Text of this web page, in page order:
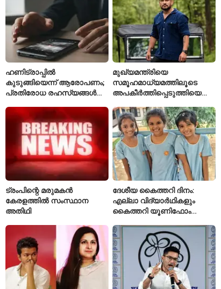
ഹണിട്രാപ്പിൽ
കുടുങ്ങിയെന്ന് ആരോപണം;
പ്രതിരോധ രഹസ്യങ്ങൾ
വിങ് കമാൻഡർ അറസ്റ്റിൽ
മുഖ്യമന്ത്രിയെ
സമൂഹമാധ്യമത്തിലൂടെ
അപകീർത്തിപ്പെടുത്തിയെന്ന്
ആയങ്കിക്കെതിരെ പുതിയ
കേസ്
ട്രംപിന്റെ മരുമകൻ
കേരളത്തിൽ സംസ്ഥാന
അതിഥി
ദേശീയ കൈത്തറി ദിനം:
എല്ലാ വിദ്യാർഥികളും
കൈത്തറി യൂണിഫോം
സ്കൂൾ വേറിട്ട മാതൃക